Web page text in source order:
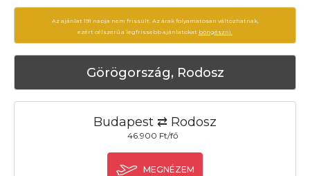
Az ajánlat 191 napja nem frissült. Az árak folyamatosan változhatnak,
ezért célszerű a legfrissebb ajánlatokat böngészni.
Görögország, Rodosz
Budapest ⇄ Rodosz
46.900 Ft/fő
MEGNÉZEM